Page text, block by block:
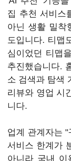
집 추천 서비스
아닌 생활 밀착
도입니다. 티맵
심이었던 티맵
추진했습니다.
소 검색과 탐색
리뷰와 영업 시
니다.
업계 관계자는
서비스 한계가
아니라 국내 이